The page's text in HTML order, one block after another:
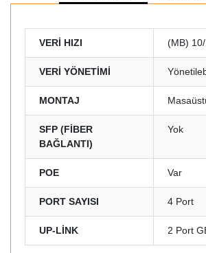
VERİ HIZI (MB)
VERİ YÖNETİMİ
MONTAJ
SFP (FİBER
BAĞLANTI)
Yok
POE Var
PORT SAYISI 4 Port
UP-LİNK 2 Port